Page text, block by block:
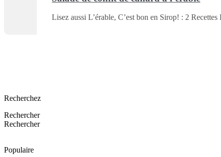
Lisez aussi L’érable, C’est bon en Sirop! : 2
Recherchez
Rechercher
Rechercher
Populaire